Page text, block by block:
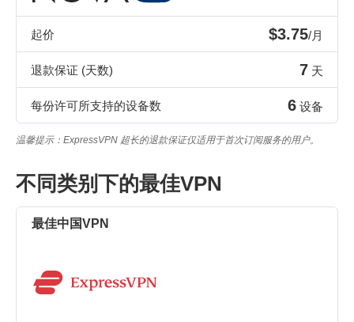
起价 $3.75/月
退款保证 (天数) 7 天
每份许可所支持的设备数 6 设备
温馨提示：ExpressVPN 超长的退款保证仅适用于首次订阅服务的用户。
不同类别下的最佳VPN
最佳中国VPN